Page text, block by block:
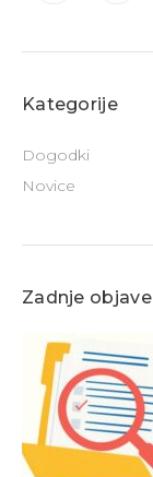
Kategorije
Dogodki
Novice
Zadnje objave